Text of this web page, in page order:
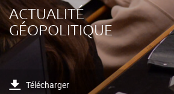
ACTUALITÉ
GÉOPOLITIQUE
Télécharger